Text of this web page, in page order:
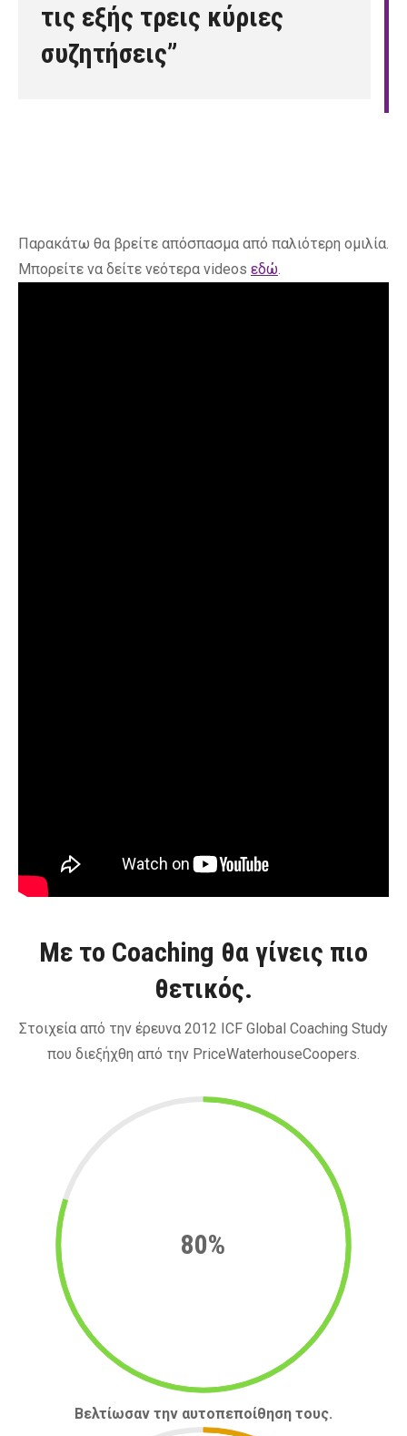
τις εξής τρεις κύριες
συζητήσεις”
Παρακάτω θα βρείτε απόσπασμα από παλιότερη ομιλία.
Μπορείτε να δείτε νεότερα videos εδώ.
Με το Coaching θα γίνεις πιο
θετικός.
Στοιχεία από την έρευνα 2012 ICF Global Coaching Study
που διεξήχθη από την PriceWaterhouseCoopers.
80%
Βελτίωσαν την αυτοπεποίθηση τους.